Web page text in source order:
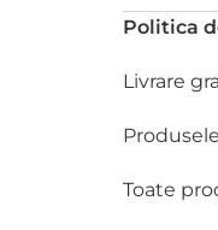
Politica
Livrare
Toate